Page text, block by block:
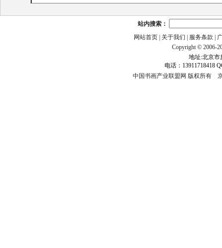
站内搜索：
网站首页
关于我们 服务条款
Copyright © 2006-
地址:北京市
电话：13911718418
中国书画产业联盟网 版权所有